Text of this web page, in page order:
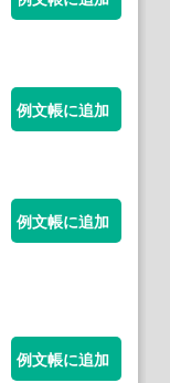
例文帳に追加
例文帳に追加
例文帳に追加